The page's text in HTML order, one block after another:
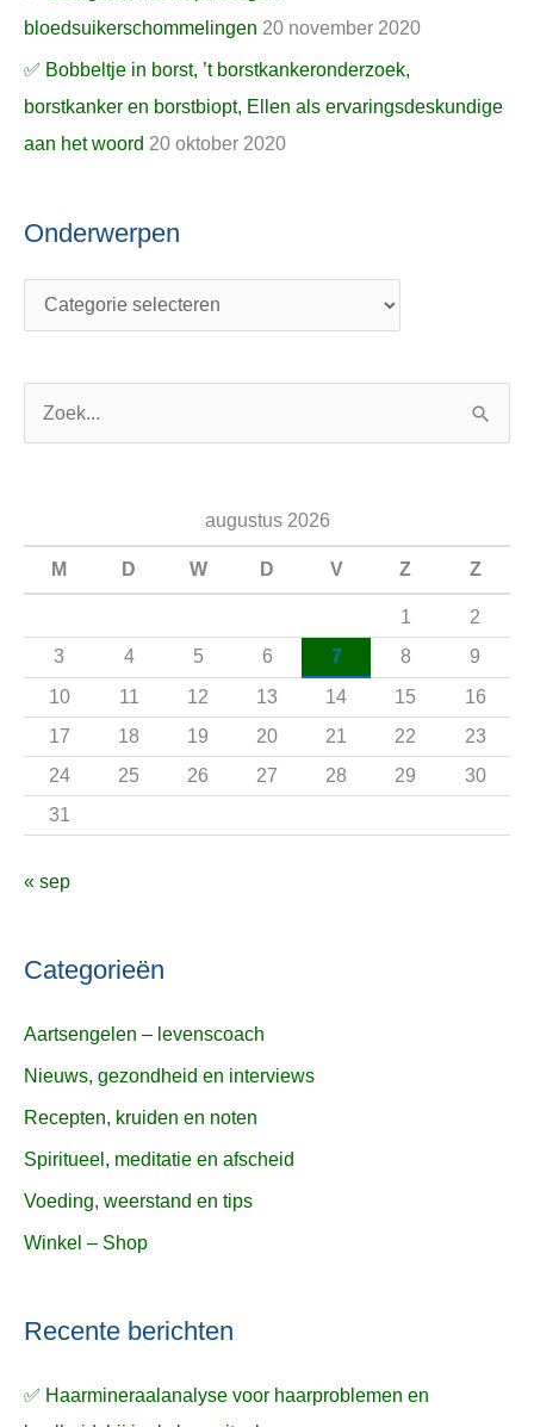
bloedsuikerschommelingen 20 november 2020
✅ Bobbeltje in borst, ’t borstkankeronderzoek,
borstkanker en borstbiopt, Ellen als ervaringsdeskundige
aan het woord 20 oktober 2020
Onderwerpen
a
r
:
augustus 2026
M D W D V Z Z
1
2
3
4 5 6 7 8
9
10
11 12 13 14 15
16
17
18 19 20 21 22
23
24
25 26 27 28 29
30
31
« sep
Categorieën
Aartsengelen – levenscoach
Nieuws, gezondheid en interviews
Recepten, kruiden en noten
Spiritueel, meditatie en afscheid
Voeding, weerstand en tips
Winkel – Shop
Recente berichten
✅ Haarmineraalanalyse voor haarproblemen en